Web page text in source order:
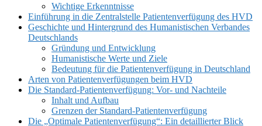
Wichtige Erkenntnisse
Einführung in die Zentralstelle Patientenverfügung des HVD
Geschichte und Hintergrund des Humanistischen Verbandes
Deutschlands
Gründung und Entwicklung
Humanistische Werte und Ziele
Bedeutung für die Patientenverfügung in Deutschland
Arten von Patientenverfügungen beim HVD
Die Standard-Patientenverfügung: Vor- und Nachteile
Inhalt und Aufbau
Grenzen der Standard-Patientenverfügung
Die „Optimale Patientenverfügung“: Ein detaillierter Blick